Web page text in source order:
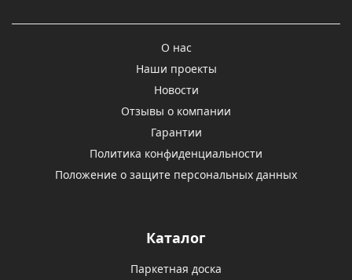
О нас
Наши проекты
Новости
Отзывы о компании
Гарантии
Политика конфиденциальности
Положение о защите персональных данных
Каталог
Паркетная доска